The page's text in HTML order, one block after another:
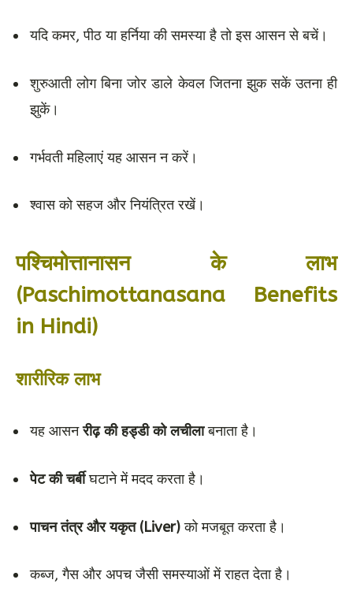
यदि कमर, पीठ या हर्निया की समस्या है तो इस आसन से बचें।
शुरुआती लोग बिना जोर डाले केवल जितना झुक सकें उतना ही
झुकें।
गर्भवती महिलाएं यह आसन न करें।
श्वास को सहज और नियंत्रित रखें।
पश्चिमोत्तानासन के लाभ
(Paschimottanasana Benefits
in Hindi)
शारीरिक लाभ
यह आसनरीढ़ की हड्डी को लचीलाबनाता है।
पेट की चर्बीघटाने में मदद करता है।
पाचन तंत्र और यकृत (Liver)को मजबूत करता है।
कब्ज, गैस और अपच जैसी समस्याओं में राहत देता है।